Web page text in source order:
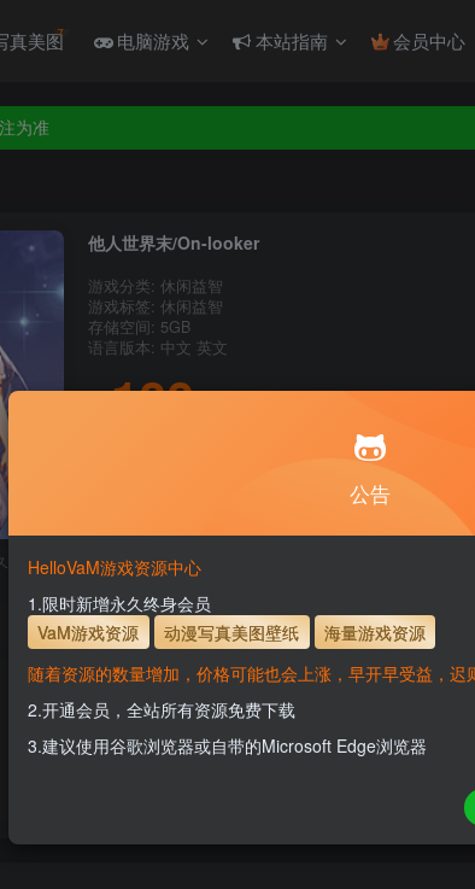
真美图 电脑游戏 本站指南 会员中心
错过等一年！！！
过等一年！！！
他人世界末/On-looker
游戏分类: 休闲益智
游戏标签: 休闲益智
存储空间: 5GB
语言版本: 中文 英文
100
永久至尊会员
至尊会员终生有效 会员免费下载资源
会员尊享全站资源【免费下载】！
公告
HelloVaM游戏资源中心
1.限时新增永久终身会员
VaM游戏资源
动漫写真美图壁纸
海量游戏资源
随着资源的数量增加，价格可能也会上涨，早开早受益，迟
2.开通会员，全站所有资源免费下载
3.建议使用谷歌浏览器或自带的Microsoft Edge浏览器